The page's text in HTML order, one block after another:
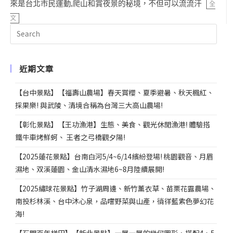
來是台北市民運動,爬山和賞夜景的秘境，不但可以流流汗
全
文
近期文章
【台中景點】【福壽山農場】春天賞櫻、夏季避暑、秋天楓紅、
採果樂! 與武陵、清境合稱為台灣三大高山農場!
【彰化景點】【王功漁港】生態、美食、觀光休閒漁港! 體驗搭
鐵牛車烤鮮蚵、 王者之弓橋觀夕陽!
【2025蓮花景點】台南白河5/4~6/14繽紛登場! 桃園觀音、月眉
濕地、双溪蓮園、金山清水濕地6~8月陸續展開!
【2025繡球花景點】竹子湖周邊、新竹薰衣草、苗栗花露農場、
南投杉林溪、台中沐心泉，品嚐野菜與山產，徜徉藍紫色夢幻花
海!